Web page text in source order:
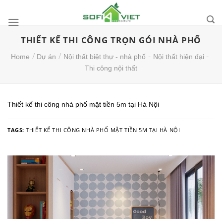
content
THIẾT KẾ THI CÔNG TRỌN GÓI NHÀ PHỐ
Home / Dự án / Nội thất biệt thự - nhà phố - Nội thất hiện đại -
Thi công nội thất
Thiết kế thi công nhà phố mặt tiền 5m tại Hà Nội
TAGS: THIẾT KẾ THI CÔNG NHÀ PHỐ MẶT TIỀN 5M TẠI HÀ NỘI